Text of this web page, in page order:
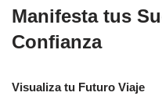
Manifesta tus
Confianza
Visualiza tu Futuro Viaje